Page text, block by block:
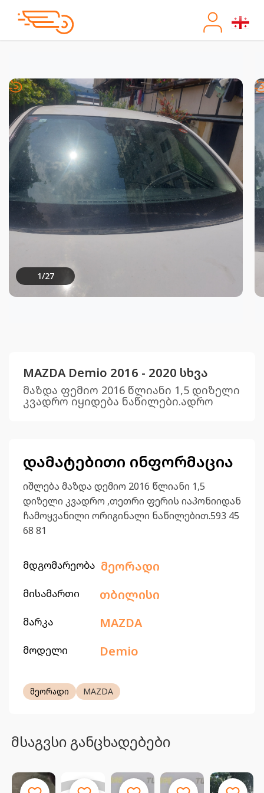
1/27
MAZDA Demio 2016 - 2020 სხვა
მაზდა ფემიო 2016 წლიანი 1,5 დიზელი
კვადრო იყიდება ნაწილები.ადრო
დამატებითი ინფორმაცია
იშლება მაზდა დემიო 2016 წლიანი 1,5
დიზელი კვადრო ,თეთრი ფერის იაპონიიდან
ჩამოყვანილი ორიგინალი ნაწილებით.593 45
68 81
მდგომარეობა მეორადი
მისამართი თბილისი
მარკა MAZDA
მოდელი Demio
მეორადი MAZDA
მსაგვსი განცხადებები